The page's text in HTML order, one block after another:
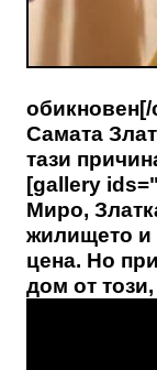
Самата
тази
[gallery
Миро,
жилището и
цена. Но
дом от